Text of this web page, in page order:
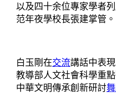
以及四十余位專家學者
范年夜學校長張建掌管。
白玉剛在交流講話中表
教導部人文社會科學重
中華文明傳承創新研討